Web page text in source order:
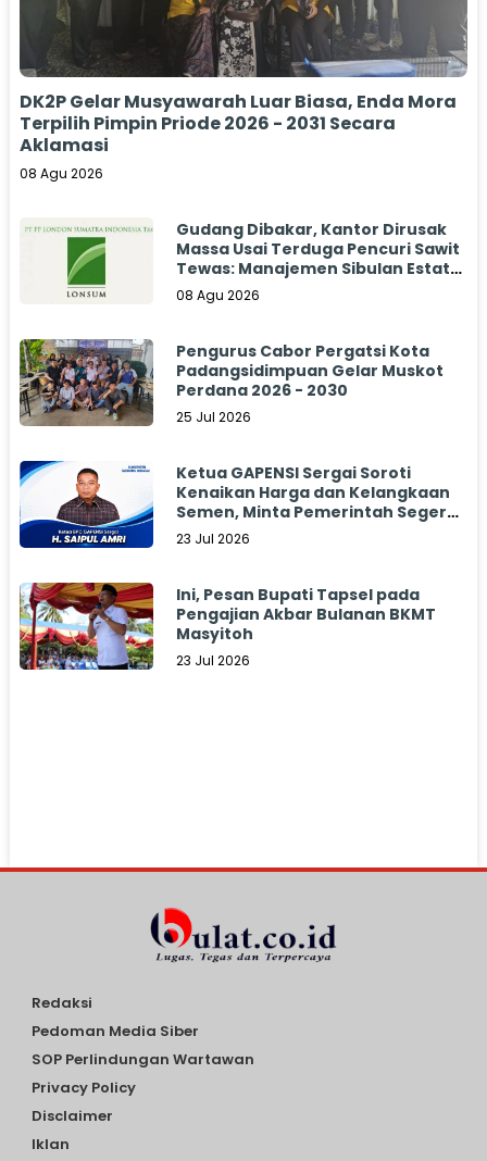
DK2P Gelar Musyawarah Luar Biasa, Enda Mora
Terpilih Pimpin Priode 2026 - 2031 Secara
Aklamasi
08 Agu 2026
Gudang Dibakar, Kantor Dirusak
Massa Usai Terduga Pencuri Sawit
Tewas: Manajemen Sibulan Estate
Bungkam
08 Agu 2026
Pengurus Cabor Pergatsi Kota
Padangsidimpuan Gelar Muskot
Perdana 2026 - 2030
25 Jul 2026
Ketua GAPENSI Sergai Soroti
Kenaikan Harga dan Kelangkaan
Semen, Minta Pemerintah Segera
Bertindak
23 Jul 2026
Ini, Pesan Bupati Tapsel pada
Pengajian Akbar Bulanan BKMT
Masyitoh
23 Jul 2026
Redaksi
Pedoman Media Siber
SOP Perlindungan Wartawan
Privacy Policy
Disclaimer
Iklan